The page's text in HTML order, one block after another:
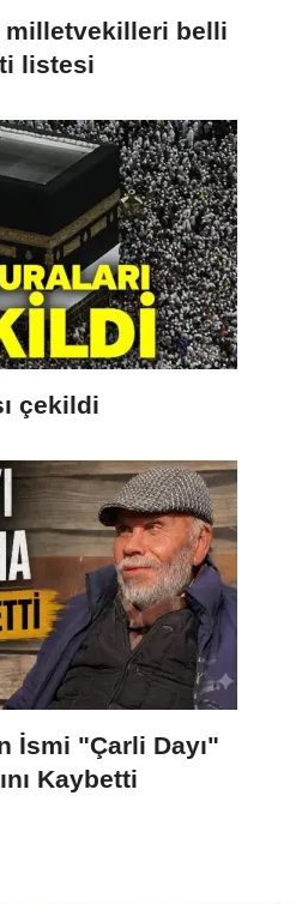
milletvekilleri belli
listesi
çekildi
İsmi "Çarli Dayı"
Kaybetti